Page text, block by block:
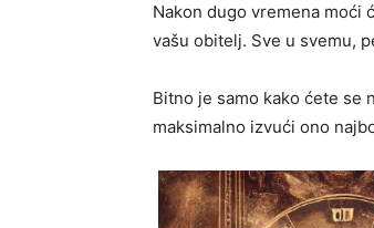
Nakon dugo vremena moći
vašu obitelj. Sve u svemu,
Bitno je samo kako ćete se
maksimalno izvući ono